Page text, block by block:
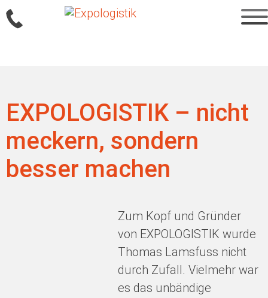
Sprung
zum
EXPOLOGISTIK – nicht
meckern, sondern
besser machen
Zum Kopf und Gründer
von EXPOLOGISTIK wurde
Thomas Lamsfuss nicht
durch Zufall. Vielmehr war
es das unbändige